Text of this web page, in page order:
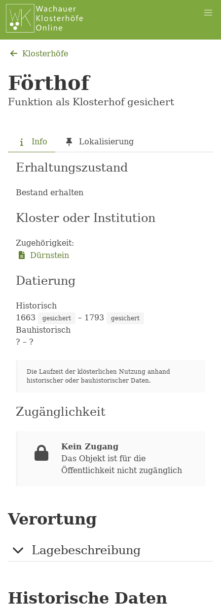
Klosterhöfe
Förthof
Funktion als Klosterhof gesichert
Info Lokalisierung
Erhaltungszustand
Bestand erhalten
Kloster oder Institution
Zugehörigkeit:
Dürnstein
Datierung
Historisch
1663
gesichert – 1793 gesichert
Bauhistorisch
? – ?
Die Laufzeit der klösterlichen Nutzung anhand
historischer oder bauhistorischer Daten.
Zugänglichkeit
Kein Zugang
Das Objekt ist für die
Öffentlichkeit nicht zugänglich
Verortung
Lagebeschreibung
Historische Daten